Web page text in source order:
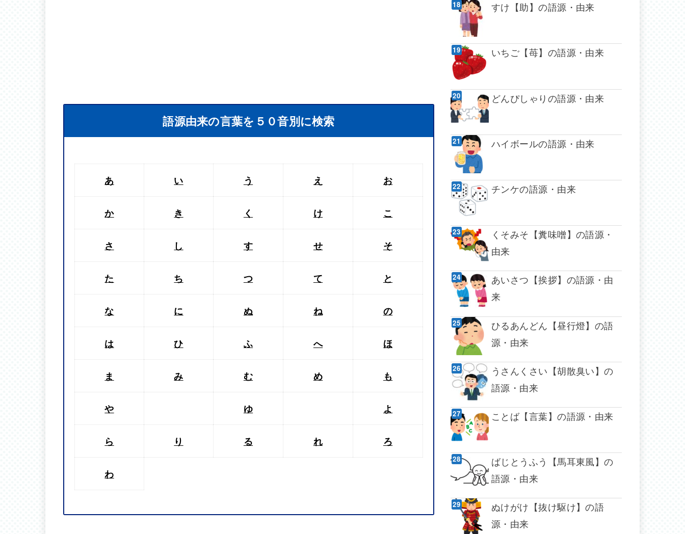
語源由来の言葉を５０音別に検索
あ い う え お
か き く け こ
さ し す せ そ
た ち つ て と
な に ぬ ね の
は ひ ふ へ ほ
ま み む め も
や ゆ よ
ら り る れ ろ
わ
すけ【助】の語源・由来
いちご【苺】の語源・由来
どんぴしゃりの語源・由来
ハイボールの語源・由来
チンケの語源・由来
くそみそ【糞味噌】の語源・
由来
あいさつ【挨拶】の語源・由
来
ひるあんどん【昼行燈】の語
源・由来
うさんくさい【胡散臭い】の
語源・由来
ことば【言葉】の語源・由来
ばじとうふう【馬耳東風】の
語源・由来
ぬけがけ【抜け駆け】の語
源・由来